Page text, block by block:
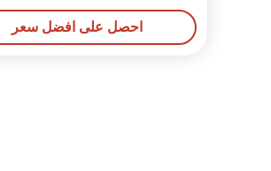
لجراحة المفاصل
احصل على افضل سعر